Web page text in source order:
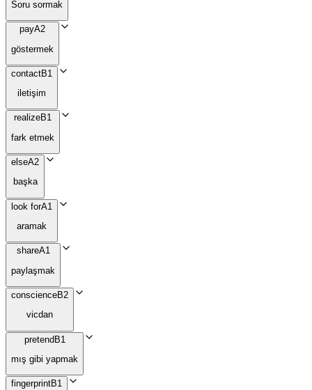
Soru sormak
payA2
göstermek
contactB1
iletişim
realizeB1
fark etmek
elseA2
başka
look forA1
aramak
shareA1
paylaşmak
conscienceB2
vicdan
pretend B1
mış gibi yapmak
fingerprintB1